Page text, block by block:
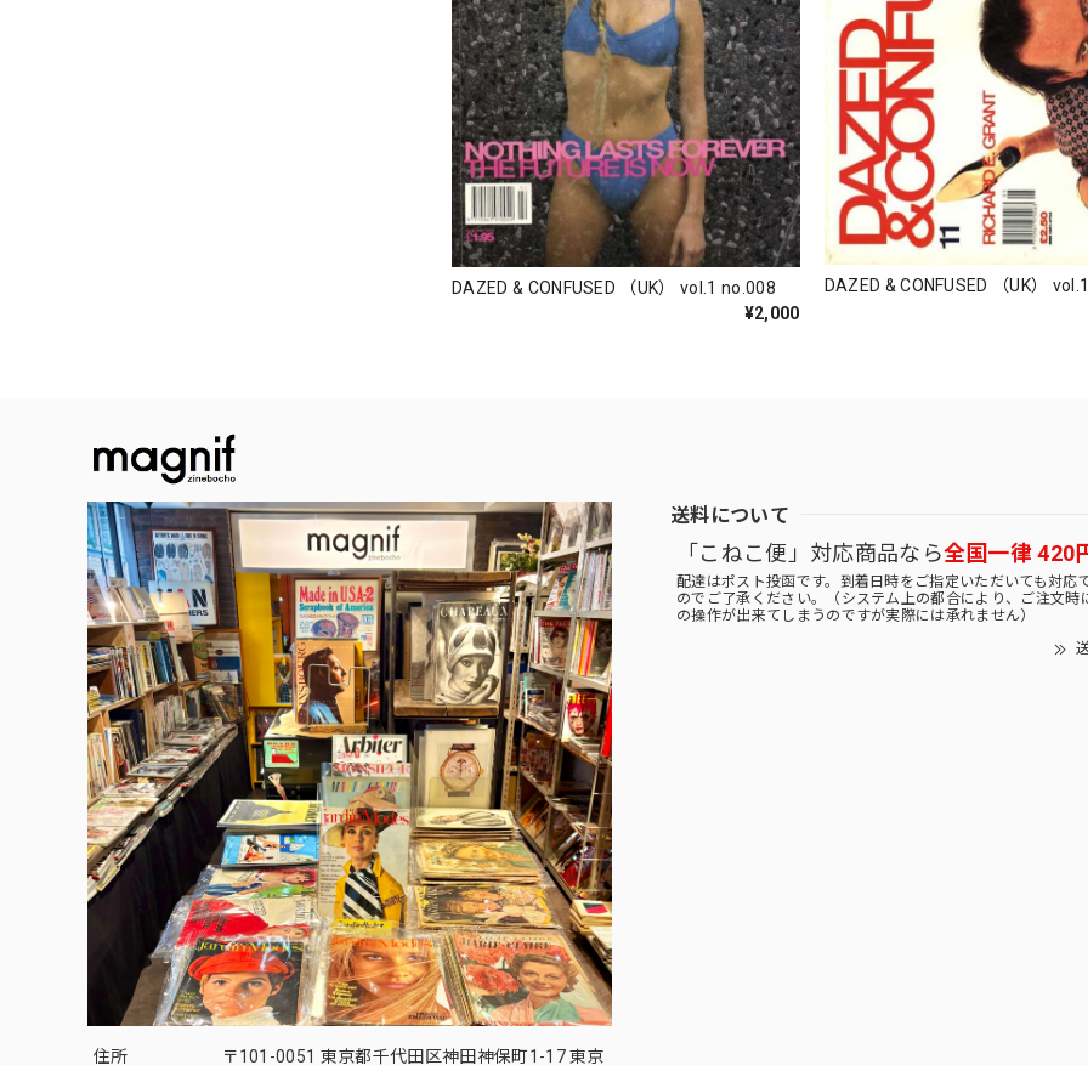
DAZED & CONFUSED （UK） vol.1 no.008
¥2,000
DAZED & CONFUSED （UK）
住所 〒101-0051 東京都千代田区神田神保町1-17 東京
送料について
「こねこ便」対応商品なら全国一律 420
配達はポスト投函です。到着日時をご指定いただいても対応
のでご了承ください。（システム上の都合により、ご注文時
の操作が出来てしまうのですが実際には承れません）